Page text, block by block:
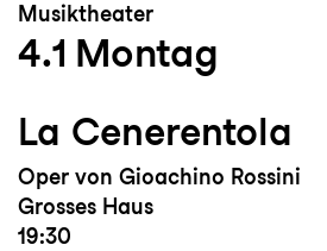
Musiktheater
4.1 Montag
La Cenerentola
Oper von Gioachino Rossini
Grosses Haus
19:30